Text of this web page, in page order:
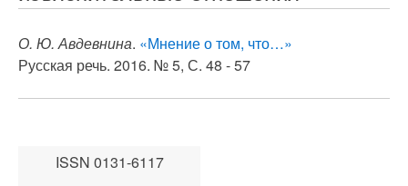
О. Ю. Авдевнина. «Мнение о том, что…»
Русская речь. 2016. № 5, С. 48 - 57
ISSN 0131-6117